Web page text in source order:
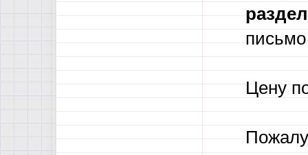
письмо
Цену